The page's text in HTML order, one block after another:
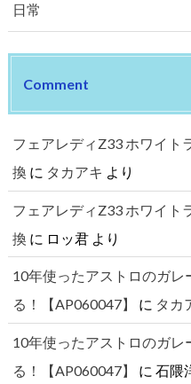
日常
Comment
フェアレディZ33 ホワイト
換 に タカアキ より
フェアレディZ33 ホワイト
換 に ロッ君より
10年使ったアストロのガ
る！【AP060047】
に タカ
10年使ったアストロのガ
る！【AP060047】
に 石隈